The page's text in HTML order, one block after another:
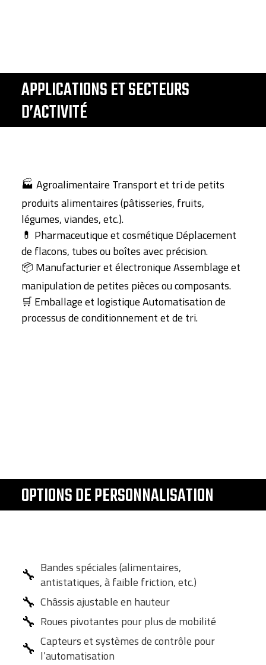
APPLICATIONS ET SECTEURS
D’ACTIVITÉ
🏭 Agroalimentaire Transport et tri de petits
produits alimentaires (pâtisseries, fruits,
légumes, viandes, etc.).
💊 Pharmaceutique et cosmétique Déplacement
de flacons, tubes ou boîtes avec précision.
📦 Manufacturier et électronique Assemblage et
manipulation de petites pièces ou composants.
🛒 Emballage et logistique Automatisation de
processus de conditionnement et de tri.
OPTIONS DE PERSONNALISATION
🔧 Bandes spéciales (alimentaires,
antistatiques, à faible friction, etc.)
🔧 Châssis ajustable en hauteur
🔧 Roues pivotantes pour plus de mobilité
🔧 Capteurs et systèmes de contrôle pour
l’automatisation